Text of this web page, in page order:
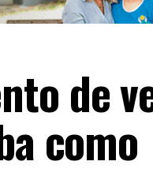
de
como